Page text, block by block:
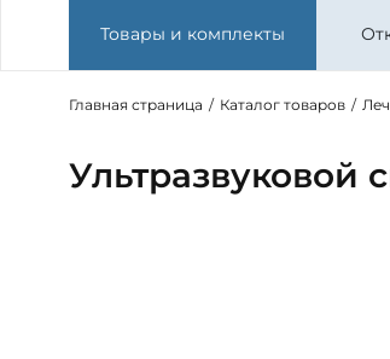
Товары и комплекты
Главная страница / Каталог товаров /
Ультразвуковой